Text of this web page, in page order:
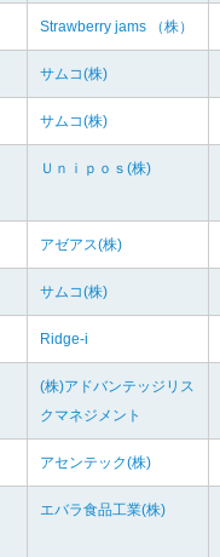
Strawberry jams （株）
サムコ(株)
サムコ(株)
Ｕｎｉｐｏｓ(株)
アゼアス(株)
サムコ(株)
Ridge-i
(株)アドバンテッジリス
クマネジメント
アセンテック(株)
エバラ食品工業(株)